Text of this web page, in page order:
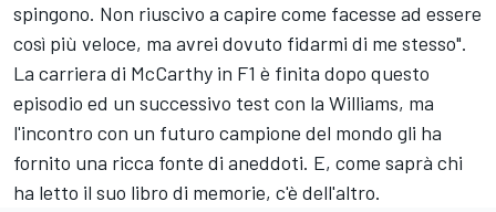
spingono. Non riuscivo a capire come facesse ad essere
così più veloce, ma avrei dovuto fidarmi di me stesso".
La carriera di McCarthy in F1 è finita dopo questo
episodio ed un successivo test con la Williams, ma
l'incontro con un futuro campione del mondo gli ha
fornito una ricca fonte di aneddoti. E, come saprà chi
ha letto il suo libro di memorie, c'è dell'altro.